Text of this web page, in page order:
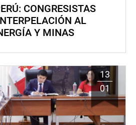
CONGRESISTAS
AL
Y MINAS
13
01